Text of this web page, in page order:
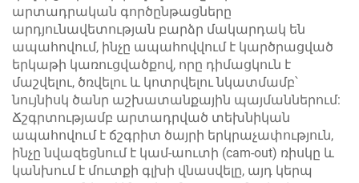
արտադրական գործընթացները
արդյունավետության բարձր մակարդակ են
ապահովում, ինչը ապահովվում է կարծրացված
երկաթի կառուցվածքով, որը դիմացկուն է
մաշվելու, ծռվելու և կոտրվելու նկատմամբ՝
նույնիսկ ծանր աշխատանքային պայմաններում:
Ճշգրտությամբ արտադրված տեխնիկան
ապահովում է ճշգրիտ ծայրի երկրաչափություն,
ինչը նվազեցնում է կամ-աուտի (cam-out) ռիսկը և
կանխում է մուտքի գլխի վնասվելը, այդ կերպ